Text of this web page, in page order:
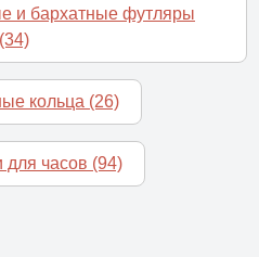
и бархатные футляры
(34)
кольца (26)
для часов (94)